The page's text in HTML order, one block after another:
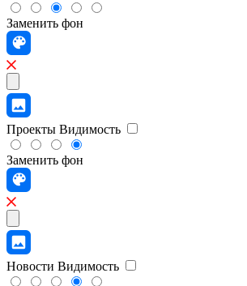
Заменить фон
Проекты Видимость
Заменить фон
Новости Видимость